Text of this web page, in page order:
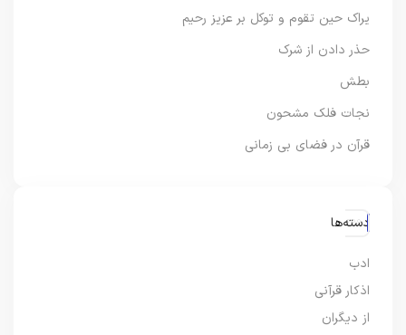
یراک حین تقوم و توکل بر عزیز رحیم
حذر دادن از شرک
بطش
نجات فلک مشحون
قرآن در فضای بی زمانی
دسته‌ها
ادب
اذکار قرآنی
از دیگران